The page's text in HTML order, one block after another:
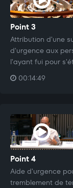
Point 3
Attribution d'une
d'urgence aux
l'ayant fui pour
00:14:49
Point 4
Aide d'urgence
tremblement de